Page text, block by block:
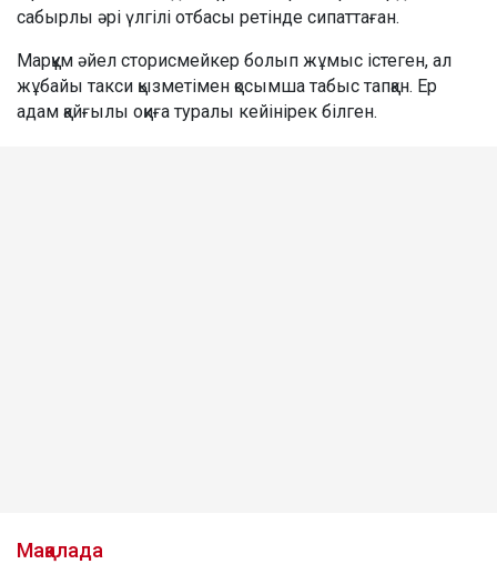
сабырлы әрі үлгілі отбасы ретінде сипаттаған.
Марқұм әйел сторисмейкер болып жұмыс істеген, ал
жұбайы такси қызметімен қосымша табыс тапқан. Ер
адам қайғылы оқиға туралы кейінірек білген.
Мақалада